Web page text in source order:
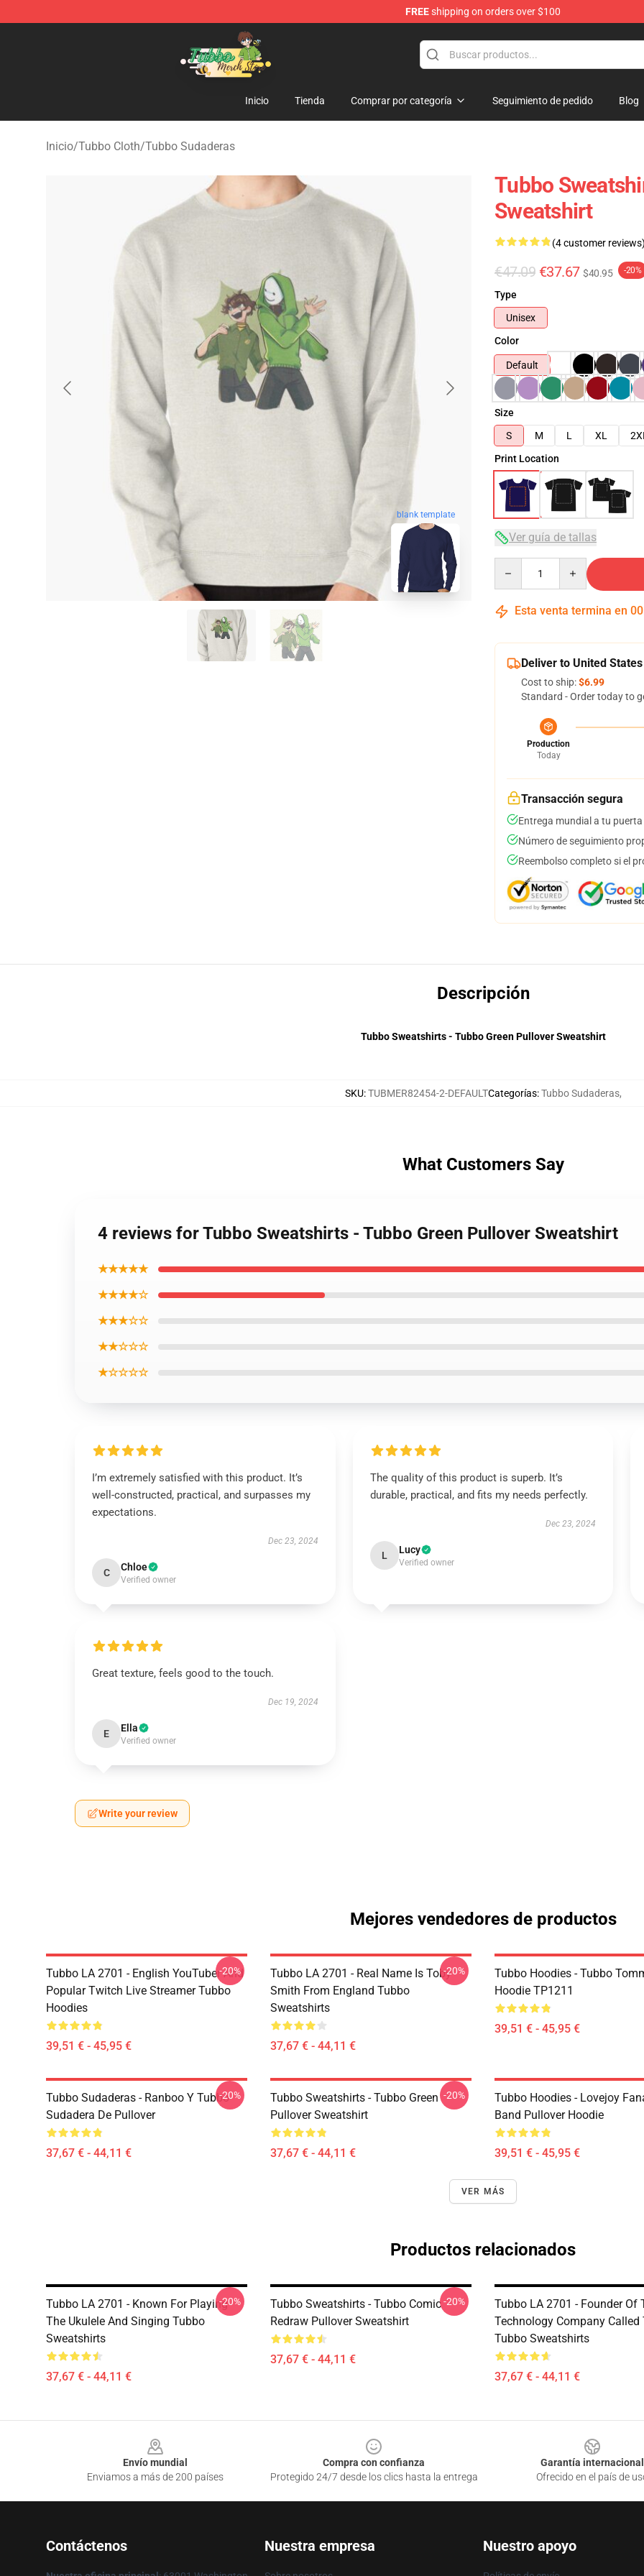
FREEshipping on orders over $100
Tubbo Store - Official Tubbo Merchandise Shop
Inicio Tienda Comprar por categoría Seguimiento de pedido Blog
Inicio/Tubbo Cloth/Tubbo Sudaderas
blank template
Tubbo
Sweatshirt
(4 customer
€47.09 €37.67 $40.95 -20%
Type
Unisex
Color
Default
Size
S
M L XL
Print Location
Ver guía de tallas
Esta venta termina en 00
Deliver to United States
Cost to ship:$6.99
Standard - Order today to
Production
Today
Transacción segura
Entrega mundial a tu puerta
Número de seguimiento
Reembolso completo si el
Descripción
Tubbo Sweatshirts - Tubbo Green Pullover Sweatshirt
SKU:TUBMER82454-2-DEFAULTCategorías:Tubbo Sudaderas,
What Customers Say
4 reviews for Tubbo Sweatshirts - Tubbo Green Pullover Sweatshirt
★★★★★
★★★★☆
★★★☆☆
★★☆☆☆
★☆☆☆☆
I’m extremely satisfied with this product. It’s
well-constructed, practical, and surpasses my
expectations.
Dec 23, 2024
C Chloe
Verified owner
The quality of this product is superb. It’s
durable, practical, and fits my needs perfectly.
Dec 23, 2024
L Lucy
Verified owner
Great texture, feels good to the touch.
Dec 19, 2024
E Ella
Verified owner
Write your review
Mejores vendedores de productos
Tubbo LA 2701 - English YouTuber And
Popular Twitch Live Streamer Tubbo
Hoodies
39,51 € - 45,95 €
-20%
Tubbo LA 2701 - Real Name Is Toby
Smith From England Tubbo
Sweatshirts
37,67 € - 44,11 €
-20%
Tubbo Hoodies - Tubbo
Hoodie TP1211
39,51 € - 45,95 €
Tubbo Sudaderas - Ranboo Y Tubbo
Sudadera De Pullover
37,67 € - 44,11 €
-20%
Tubbo Sweatshirts - Tubbo Green
Pullover Sweatshirt
37,67 € - 44,11 €
-20%
Tubbo Hoodies - Lovejoy
Band Pullover Hoodie
39,51 € - 45,95 €
VER MÁS
Productos relacionados
Tubbo LA 2701 - Known For Playing
The Ukulele And Singing Tubbo
Sweatshirts
37,67 € - 44,11 €
-20%
Tubbo Sweatshirts - Tubbo Comic
Redraw Pullover Sweatshirt
37,67 € - 44,11 €
-20%
Tubbo LA 2701 - Founder Of
Technology Company Called
Tubbo Sweatshirts
37,67 € - 44,11 €
Envío mundial
Enviamos a más de 200 países
Compra con confianza
Protegido 24/7 desde los clics hasta la entrega
Garantía internacional
Ofrecido en el país de
Contáctenos Nuestra empresa Nuestro apoyo